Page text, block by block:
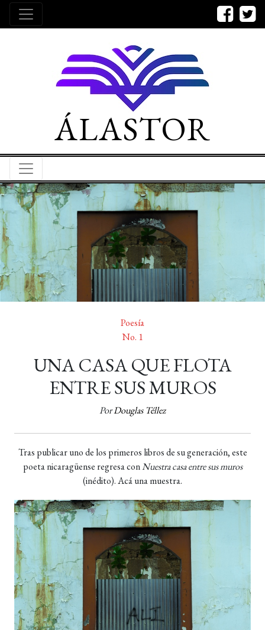
ÁLASTOR
Poesía
No. 1
UNA CASA QUE FLOTA
ENTRE SUS MUROS
PorDouglas Téllez
Tras publicar uno de los primeros libros de su generación, este
poeta nicaragüense regresa conNuestra casa entre sus muros
(inédito). Acá una muestra.